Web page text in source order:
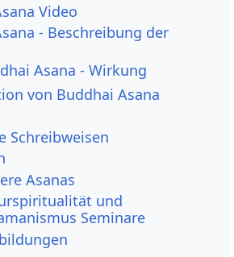
Video
- Beschreibung der
Asana - Wirkung
von Buddhai Asana
Schreibweisen
Asanas
und
Seminare